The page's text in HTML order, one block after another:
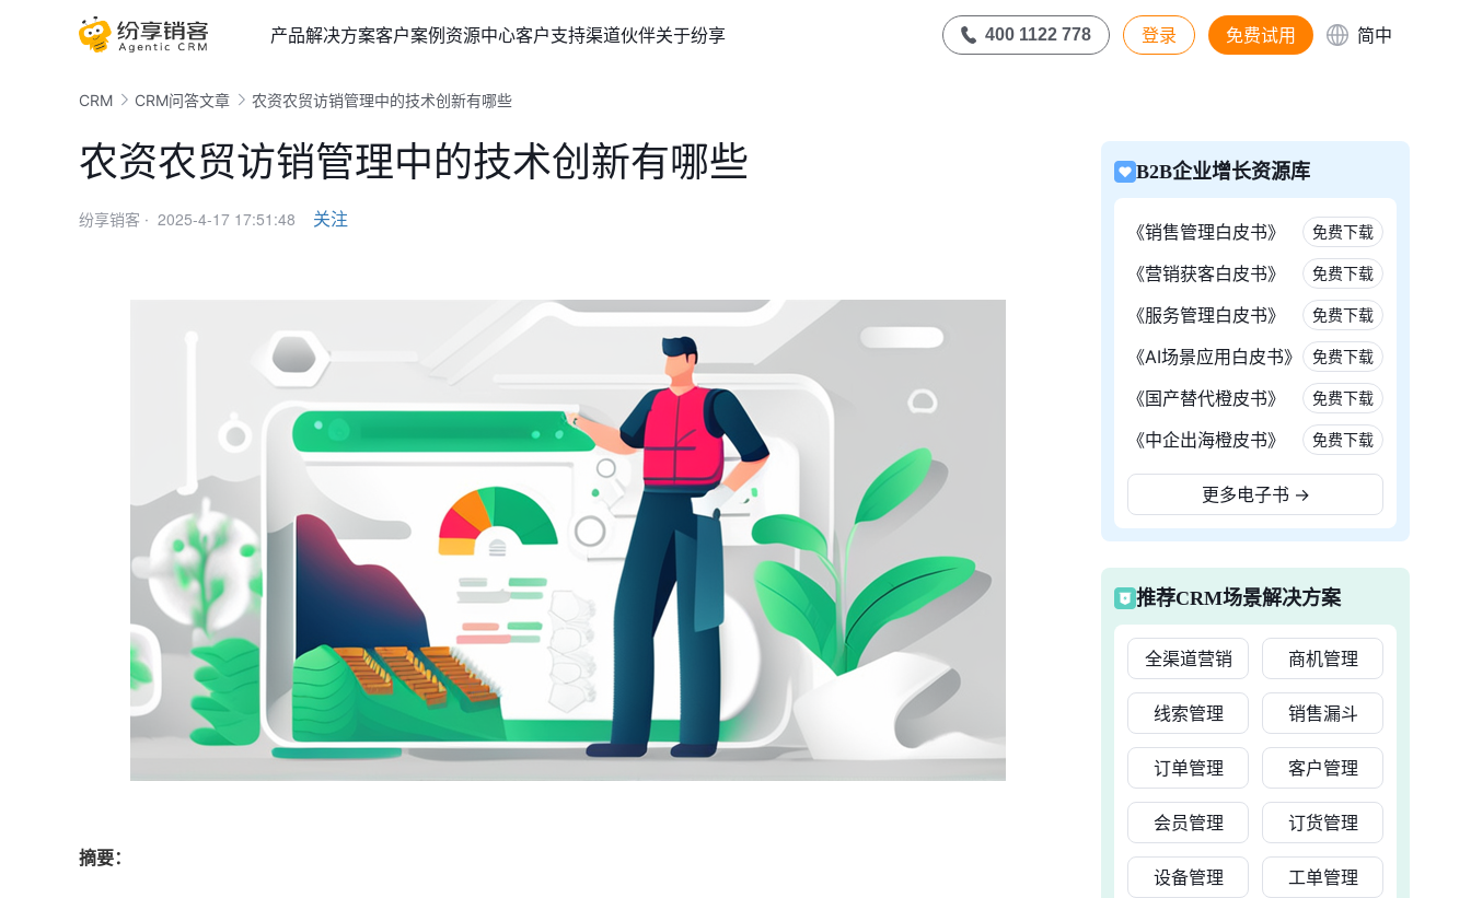
产品解决方案客户案例资源中心客户支持渠道伙伴关于纷享 400 1122 778 登录 免费试用 简中
CRM CRM问答文章 农资农贸访销管理中的技术创新有哪些
农资农贸访销管理中的技术创新有哪些
纷享销客 · 2025-4-17 17:51:48 关注
摘要：
B2B企业增长资源库
《销售管理白皮书》 免费下载
《营销获客白皮书》 免费下载
《服务管理白皮书》 免费下载
《AI场景应用白皮书》 免费下载
《国产替代橙皮书》 免费下载
《中企出海橙皮书》 免费下载
更多电子书 →
推荐CRM场景解决方案
全渠道营销 商机管理
线索管理 销售漏斗
订单管理 客户管理
会员管理 订货管理
设备管理 工单管理